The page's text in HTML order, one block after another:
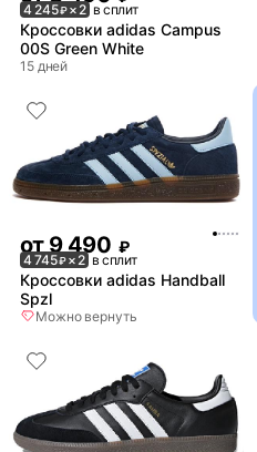
4 245₽× 2 в сплит
Кроссовки adidas Campus
00S Green White
15 дней
от9 490 ₽
4 745₽× 2 в сплит
Кроссовки adidas Handball
Spzl
Можно вернуть